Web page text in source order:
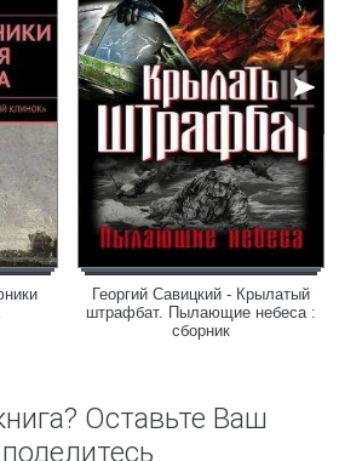
Георгий Савицкий - Крылатый
штрафбат. Пылающие небеса :
сборник
Оставьте Ваш